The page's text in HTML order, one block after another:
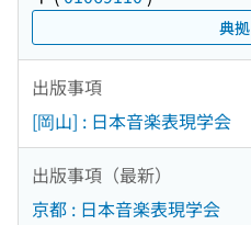
典拠
出版事項
[岡山] : 日本音楽表現学会
出版事項（最新）
京都 : 日本音楽表現学会